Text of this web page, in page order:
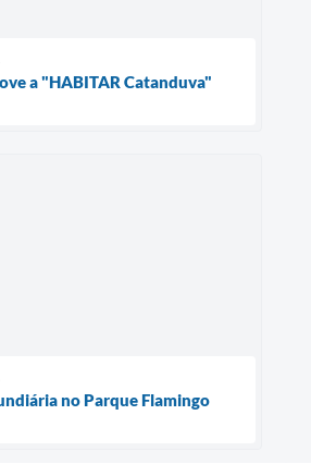
a "HABITAR Catanduva"
no Parque Flamingo